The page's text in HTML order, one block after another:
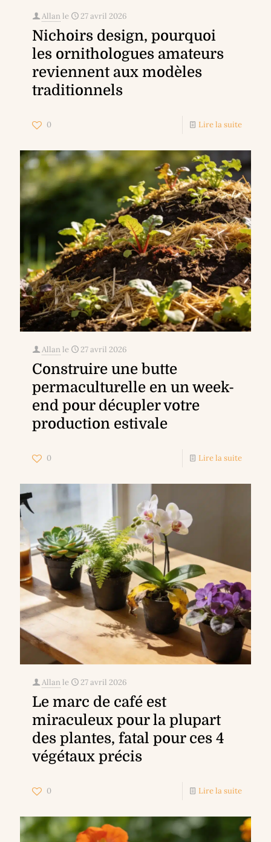
Allan le 27 avril 2026
Nichoirs design, pourquoi
les ornithologues amateurs
reviennent aux modèles
traditionnels
0 Lire la suite
Allan le 27 avril 2026
Construire une butte
permaculturelle en un week-
end pour décupler votre
production estivale
0 Lire la suite
Allan le 27 avril 2026
Le marc de café est
miraculeux pour la plupart
des plantes, fatal pour ces 4
végétaux précis
0 Lire la suite